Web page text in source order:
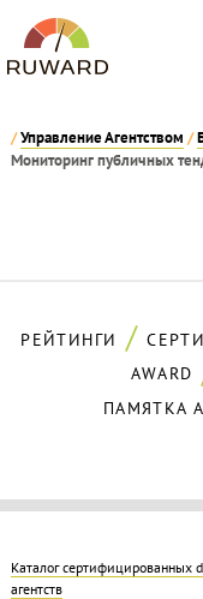
/Управление Агентством /
Мониторинг публичных
РЕЙТИНГИ
AWARD
ПАМЯТКА
Каталог сертифицированных
агентств